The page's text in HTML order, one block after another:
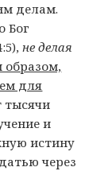
делам.
Бог
не делая
образом,
для
тысячи
и
истину
через